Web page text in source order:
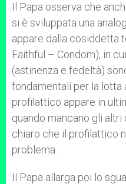
Il Papa osserva che
si è sviluppata una
appare dalla cosiddetta
Faithful – Condom), in
(astinenza e fedeltà)
fondamentali per la lotta
profilattico appare in
quando mancano gli
chiaro che il profilattico
problema.
Il Papa allarga poi lo